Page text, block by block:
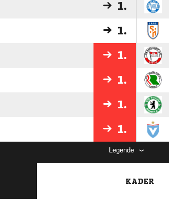
1.
1.
1.
1.
1.
1.
Legende
KADER